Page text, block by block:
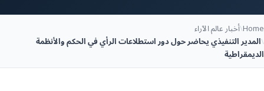
Home
\أخبار عالم الآراء
\المدير التنفيذي يحاضر حول دور استطلاعات الرأي في الحكم والأنظمة
الديمقراطية